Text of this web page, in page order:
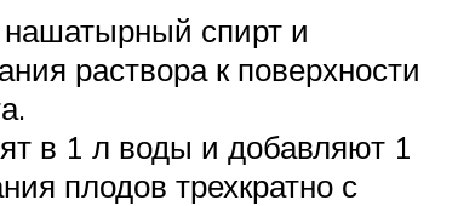
спирт и
раствора к поверхности
в 1 л воды и добавляют 1
плодов трехкратно с